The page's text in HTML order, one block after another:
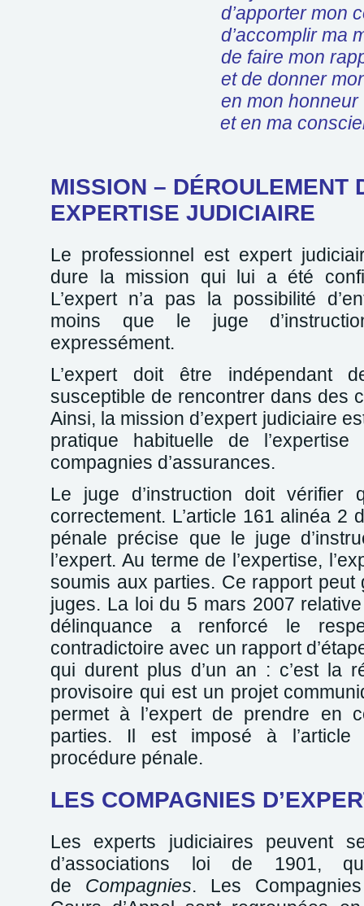
d’apporter mon
d’accomplir ma
de faire mon
et de donner mon
en mon honneur
et en ma
MISSION – DÉROULEMENT
EXPERTISE JUDICIAIRE
Le professionnel est expert
dure la mission qui lui a été
L’expert n’a pas la possibilité
moins que le juge
expressément.
L’expert doit être indépendant
susceptible de rencontrer dans des
Ainsi, la mission d’expert judiciaire
pratique habituelle de
compagnies d’assurances.
Le juge d’instruction doit vérifier
correctement. L’article 161 alinéa 2
pénale précise que le juge
l’expert. Au terme de l’expertise,
soumis aux parties. Ce rapport peut
juges. La loi du 5 mars 2007
délinquance a renforcé le
contradictoire avec un rapport
qui durent plus d’un an : c’est la
provisoire qui est un projet
permet à l’expert de prendre en
parties. Il est imposé à
procédure pénale.
LES COMPAGNIES
Les experts judiciaires peuvent
d’associations loi de 1901,
de Compagnies. Les